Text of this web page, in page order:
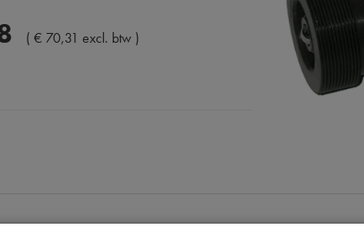
(€ 70,31 excl. btw )